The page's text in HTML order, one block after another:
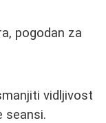
pogodan za
vidljivost
seansi.